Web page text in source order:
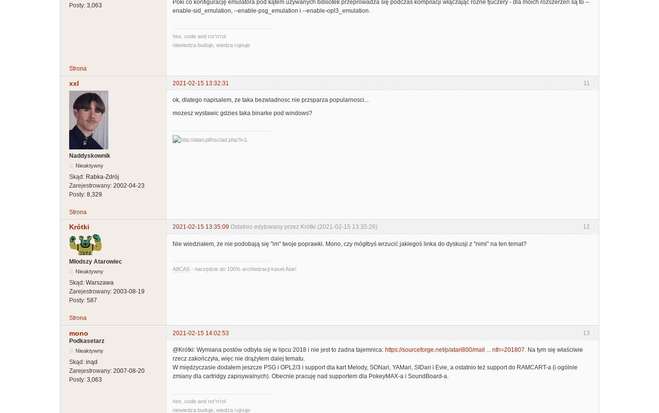
Posty: 3,063
Póki co konfigurację emulatora pod kątem używanych bibliotek przeprowadza się podczas kompilacji włączając różne fjuczery - dla moich rozszerzeń są to --
enable-sid_emulation, --enable-psg_emulation i --enable-opl3_emulation.
hex, code and ror'n'rol
niewiedza buduje, wiedza rujnuje
Strona
11
xxl 2021-02-15 13:32:31
Naddyskownik
Nieaktywny
Skąd: Rabka-Zdrój
Zarejestrowany: 2002-04-23
Posty: 8,329
ok, dlatego napisalem, ze taka bezwladnosc nie przsparza popularnosci...
mozesz wystawic gdzies taka binarke pod windows?
Strona
12
Krótki 2021-02-15 13:35:09 Ostatnio edytowany przez Krótki (2021-02-15 13:35:26)
Młodszy Atarowiec
Nieaktywny
Skąd: Warszawa
Zarejestrowany: 2003-08-19
Posty: 587
Nie wiedziałem, że nie podobają się "im" twoje poprawki. Mono, czy mógłbyś wrzucić jakiegoś linka do dyskusji z "nimi" na ten temat?
A8CAS - narzędzie do 100% archiwizacji kaset Atari
Strona
13
mono
2021-02-15 14:02:53
Podkasetarz
Nieaktywny
Skąd: inąd
Zarejestrowany: 2007-08-20
Posty: 3,063
@Krótki: Wymiana postów odbyła się w lipcu 2018 i nie jest to żadna tajemnica: https://sourceforge.net/p/atari800/mail ... nth=201807 . Na tym się właściwie
rzecz zakończyła, więc nie drążyłem dalej tematu.
W międzyczasie dodałem jeszcze PSG i OPL2/3 i support dla kart Melody, SONari, YAMari, SIDari i Evie, a ostatnio też support do RAMCART-a (i ogólnie
zmiany dla cartridgy zapisywalnych). Obecnie pracuję nad supportem dla PokeyMAX-a i SoundBoard-a.
hex, code and ror'n'rol
niewiedza buduje, wiedza rujnuje